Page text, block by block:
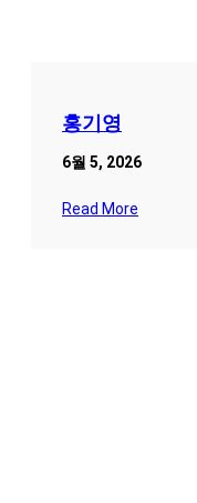
홍기영
6월 5, 2026
Read More